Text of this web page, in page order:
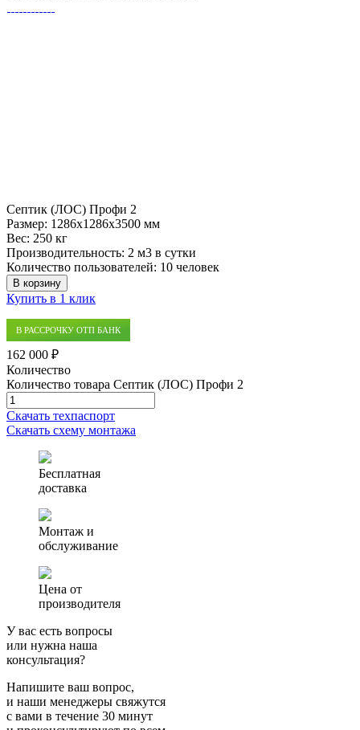
Септик (ЛОС) Профи 2
Размер: 1286x1286x3500 мм
Вес: 250 кг
Производительность: 2 м3 в сутки
Количество пользователей: 10 человек
В корзину
Купить в 1 клик
В РАССРОЧКУ ОТП БАНК
162 000 ₽
Количество
Количество товара Септик (ЛОС) Профи 2
Скачать техпаспорт
Скачать схему монтажа
Бесплатная
доставка
Монтаж и
обслуживание
Цена от
производителя
У вас есть вопросы
или нужна наша
консультация?
Напишите ваш вопрос,
и наши менеджеры свяжутся
с вами в течение 30 минут